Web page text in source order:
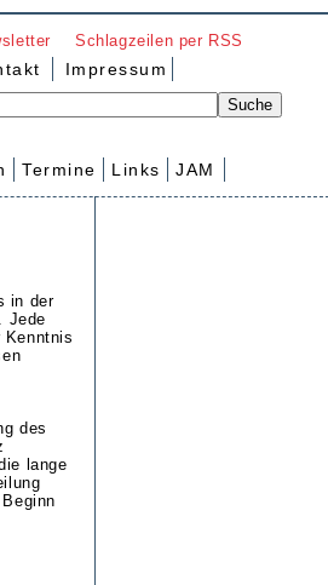
Schlagzeilen per RSS
Impressum
Termine Links JAM
in der
Jede
des
lange